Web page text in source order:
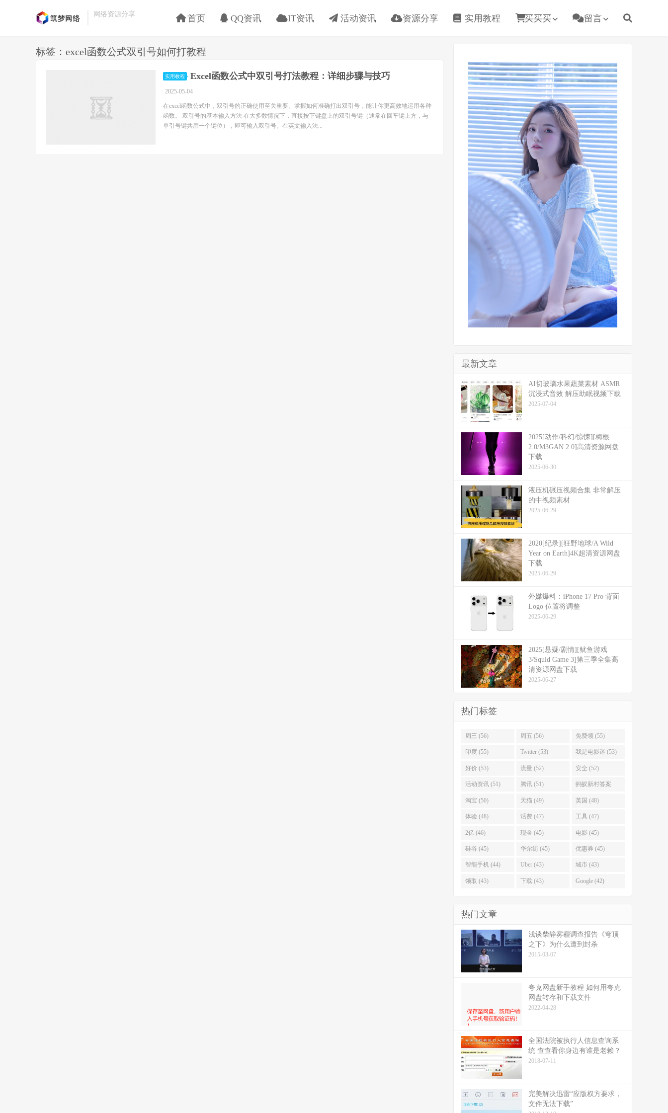
网络资源分享 首页 QQ资讯 IT资讯 活动资讯 资源分享 实用教程 买买买 留言
标签：excel函数公式双引号如何打教程
实用教程 Excel函数公式中双引号打法教程：详细步骤与技巧
2025-05-04
在excel函数公式中，双引号的正确使用至关重要。掌握如何准确打出双引号，能让你更高效地运用各种
函数。 双引号的基本输入方法 在大多数情况下，直接按下键盘上的双引号键（通常在回车键上方，与
单引号键共用一个键位），即可输入双引号。在英文输入法...
最新文章
​​AI切玻璃水果蔬菜素材 ASMR
沉浸式音效 解压助眠视频下载
2025-07-04
2025[动作/科幻/惊悚][梅根
2.0/M3GAN 2.0]高清资源网盘
下载
2025-06-30
液压机碾压视频合集 非常解压
的中视频素材
2025-06-29
2020[纪录][狂野地球/A Wild
Year on Earth]4K超清资源网盘
下载
2025-06-29
外媒爆料：​​iPhone 17 Pro 背面
Logo 位置将调整​​
2025-06-29
2025[悬疑/剧情][鱿鱼游戏
3/Squid Game 3]第三季全集高
清资源网盘下载
2025-06-27
热门标签
周三 (56) 周五 (56) 免费领 (55)
印度 (55) Twitter (53) 我是电影迷 (53)
好价 (53) 流量 (52) 安全 (52)
活动资讯 (51) 腾讯 (51) 蚂蚁新村答案
(51)
淘宝 (50) 天猫 (49) 英国 (48)
体验 (48) 话费 (47) 工具 (47)
2亿 (46) 现金 (45) 电影 (45)
硅谷 (45) 华尔街 (45) 优惠券 (45)
智能手机 (44) Uber (43) 城市 (43)
领取 (43) 下载 (43) Google (42)
热门文章
浅谈柴静雾霾调查报告《穹顶
之下》为什么遭到封杀
2015-03-07
夸克网盘新手教程 如何用夸克
网盘转存和下载文件
2022-04-28
全国法院被执行人信息查询系
统 查查看你身边有谁是老赖？
2018-07-11
完美解决迅雷“应版权方要求，
文件无法下载”